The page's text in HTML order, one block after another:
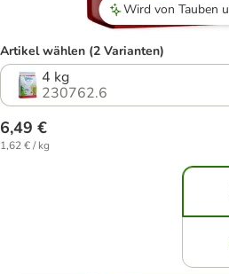
Artikel wählen (2 Varianten)
4 kg
230762.6
6,49 €
1,62 € / kg